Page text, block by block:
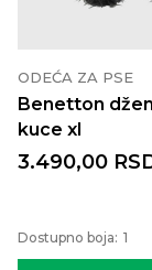
ODEĆA ZA PSE
Benetton
kuce xl
3.490,00
Dostupno boja: 1